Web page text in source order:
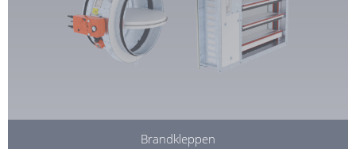
Brandkleppen